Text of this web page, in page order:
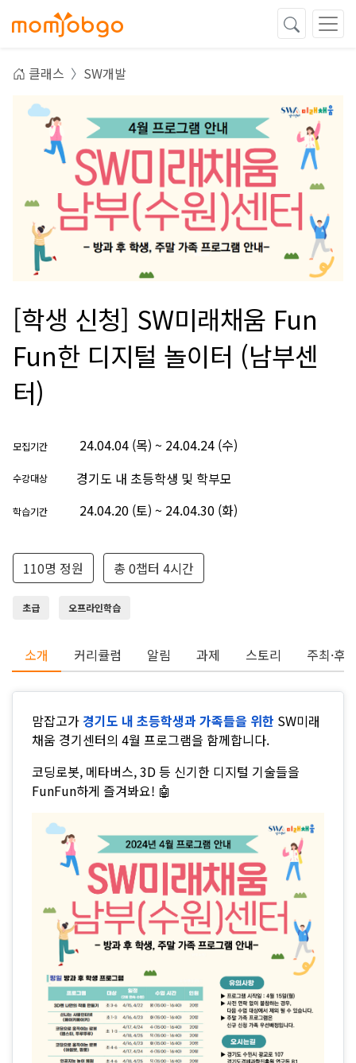
클래스 SW개발
[학생 신청] SW미래채움 Fun
Fun한 디지털 놀이터 (남부센
터)
모집기간 24.04.04 (목) ~ 24.04.24 (수)
수강대상 경기도 내 초등학생 및 학부모
학습기간 24.04.20 (토) ~ 24.04.30 (화)
110명 정원 총 0챕터 4시간
초급 오프라인학습
소개 커리큘럼 알림 과제 스토리 주최·후
맘잡고가 경기도 내 초등학생과 가족들을 위한 SW미래
채움 경기센터의 4월 프로그램을 함께합니다.
코딩로봇, 메타버스, 3D 등 신기한 디지털 기술들을
FunFun하게 즐겨봐요! 🤖